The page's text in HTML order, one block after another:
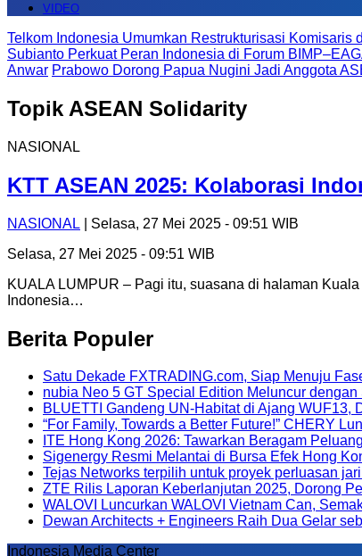
VIDEO
Telkom Indonesia Umumkan Restrukturisasi
Subianto Perkuat Peran Indonesia di Forum
Anwar Prabowo Dorong Papua Nugini Jadi Anggota
Topik ASEAN Solidarity
NASIONAL
KTT ASEAN 2025: Kolaborasi
NASIONAL | Selasa, 27 Mei 2025 - 09:51 WIB
Selasa, 27 Mei 2025 - 09:51 WIB
KUALA LUMPUR – Pagi itu, suasana di halaman
Indonesia…
Berita Populer
Satu Dekade FXTRADING.com, Siap Menuju
nubia Neo 5 GT Special Edition Meluncur
BLUETTI Gandeng UN-Habitat di Ajang
“For Family, Towards a Better Future!” CHERY
ITE Hong Kong 2026: Tawarkan Beragam
Sigenergy Resmi Melantai di Bursa Efek Hong
Tejas Networks terpilih untuk proyek perluasan
ZTE Rilis Laporan Keberlanjutan 2025, Dorong
WALOVI Luncurkan WALOVI Vietnam Can,
Dewan Architects + Engineers Raih Dua Gelar
Indonesia Media Center